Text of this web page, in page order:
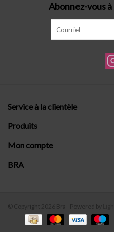
Abonnez-vous
Service à la clientèle
Produits
Mon compte
BRA
© Copyright 2026 Bra - Powered by